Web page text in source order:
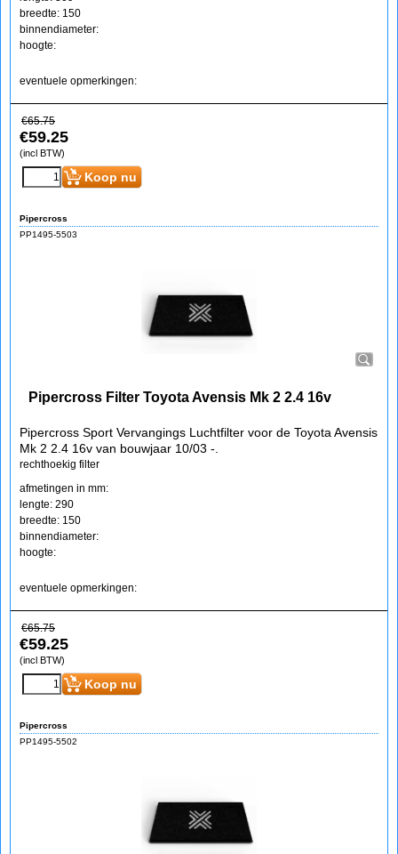
breedte: 150
binnendiameter:
hoogte:
eventuele opmerkingen:
€65.75
€59.25
(incl BTW)
Koop nu
Pipercross
PP1495-5503
Pipercross Filter Toyota Avensis Mk 2 2.4 16v
Pipercross Sport Vervangings Luchtfilter voor de Toyota Avensis
Mk 2 2.4 16v van bouwjaar 10/03 -.
rechthoekig filter
afmetingen in mm:
lengte: 290
breedte: 150
binnendiameter:
hoogte:
eventuele opmerkingen:
€65.75
€59.25
(incl BTW)
Koop nu
Pipercross
PP1495-5502